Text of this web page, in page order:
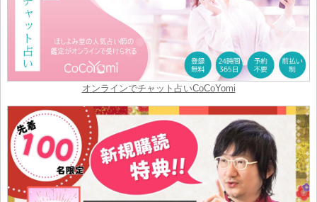
オンラインでチャット占いCoCoYomi